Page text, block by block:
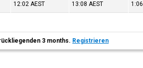
12:02AEST 13:08AEST 1:06
3 months. Registrieren